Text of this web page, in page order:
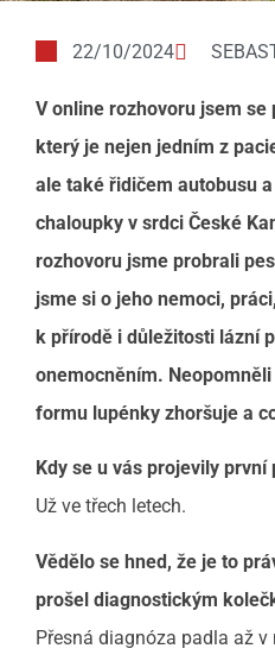
22/10/2024
V online rozhovoru jsem
který je nejen jedním z
ale také řidičem autobusu
chaloupky v srdci České
rozhovoru jsme probrali
jsme si o jeho nemoci,
k přírodě i důležitosti lázní
onemocněním.
formu lupénky zhoršuje a
Kdy se u vás projevily
Už ve třech letech.
Vědělo se hned, že je to
prošel diagnostickým
Přesná diagnóza padla až